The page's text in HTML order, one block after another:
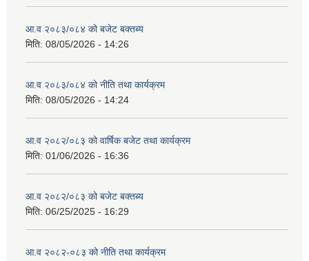
आ.व २०८३/०८४ को बजेट बक्तब्य
मिति: 08/05/2026 - 14:26
आ.व २०८३/०८४ को नीति तथा कार्यक्रम
मिति: 08/05/2026 - 14:24
आ.व २०८२/०८३ को वार्षिक बजेट तथा कार्यक्रम
मिति: 01/06/2026 - 16:36
आ.व २०८२/०८३ को बजेट बक्तब्य
मिति: 06/25/2025 - 16:29
आ.व २०८२-०८३ को नीति तथा कार्यक्रम